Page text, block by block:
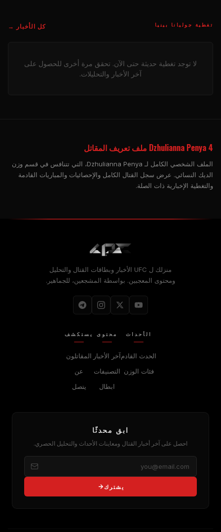
تغطية جوليانا بينيا كل الأخبار →
لا توجد تغطية حديثة حتى الآن. تحقق مرة أخرى للحصول على
آخر الأخبار والتحليلات.
Dzhulianna Penya 4 ملف تعريف المقاتل
الملف الشخصي الكامل لـ Dzhulianna Penya، التي تتنافس في قسم وزن
الديك النسائي. عرض سجل القتال الكامل والإحصائيات والمباريات القادمة
والتغطية الإخبارية ذات الصلة.
منزلك ل UFC الأخبار وبطاقات القتال والتحليل
ومحتوى المعجبين. بواسطة المشجعين، للجماهير.
الأحداث
الحدث القادم
فئات الوزن
محتوى
آخر الأخبار
التصنيفات
ابطال
يستكشف
المقاتلون
عن
يتصل
ابق محدثًا
احصل على آخر أخبار القتال ومعاينات الأحداث والتحليل الحصري.
يشترك